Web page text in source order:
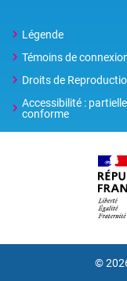
Légende
Témoins de
Droits de
Accessibilité :
conforme
©